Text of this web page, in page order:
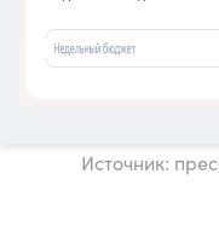
Источник: